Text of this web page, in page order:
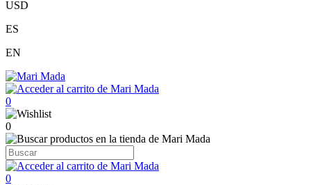
USD
ES
EN
0
0
0